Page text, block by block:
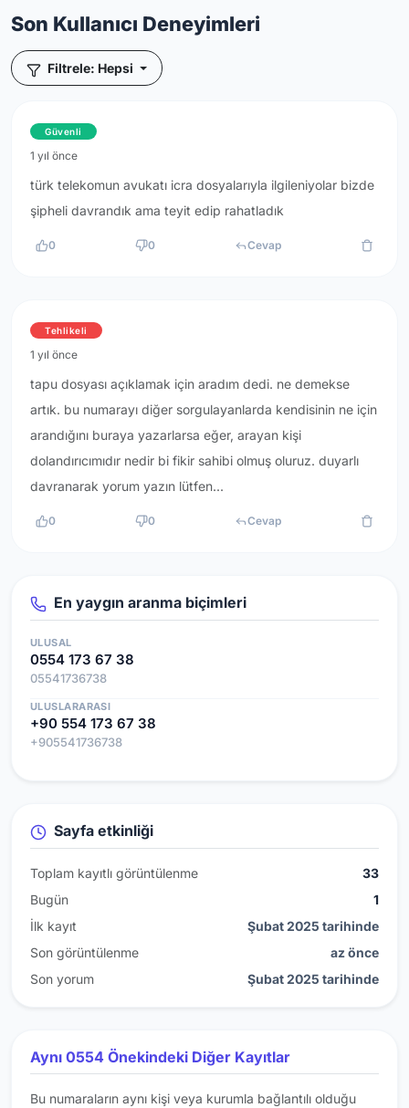
Son Kullanıcı Deneyimleri
Filtrele: Hepsi
Güvenli
1 yıl önce
türk telekomun avukatı icra dosyalarıyla ilgileniyolar bizde
şipheli davrandık ama teyit edip rahatladık
0 0 Cevap
Tehlikeli
1 yıl önce
tapu dosyası açıklamak için aradım dedi. ne demekse
artık. bu numarayı diğer sorgulayanlarda kendisinin ne için
arandığını buraya yazarlarsa eğer, arayan kişi
dolandırıcımıdır nedir bi fikir sahibi olmuş oluruz. duyarlı
davranarak yorum yazın lütfen...
0 0 Cevap
En yaygın aranma biçimleri
ULUSAL
0554 173 67 38
05541736738
ULUSLARARASI
+90 554 173 67 38
+905541736738
Sayfa etkinliği
Toplam kayıtlı görüntülenme
33
Bugün
1
İlk kayıt
Şubat 2025 tarihinde
Son görüntülenme
az önce
Son yorum
Şubat 2025 tarihinde
Aynı 0554 Önekindeki Diğer Kayıtlar
Bu numaraların aynı kişi veya kurumla bağlantılı olduğu